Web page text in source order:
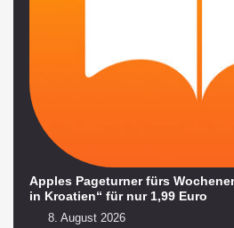
Apples Pageturner fürs
in Kroatien“ für nur 1,99 Euro
8. August 2026